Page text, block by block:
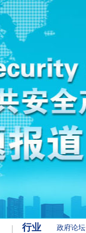
行业
政府论坛